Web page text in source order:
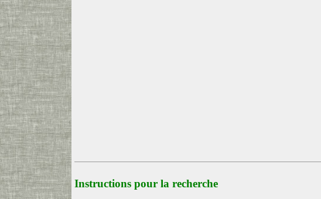
Instructions pour la recherche